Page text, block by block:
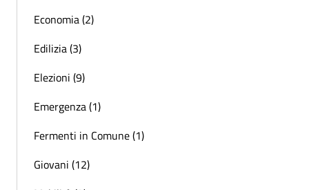
Economia (2)
Edilizia (3)
Elezioni (9)
Emergenza (1)
Fermenti in Comune (1)
Giovani (12)